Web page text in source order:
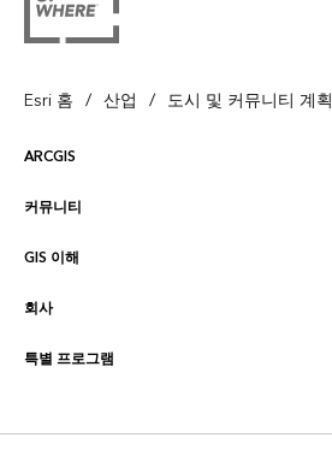
Esri 홈 / 산업 / 도시 및 커뮤니티 계획
ARCGIS
ArcGIS Overview
매핑
ArcGIS Online
커뮤니티
Esri 커뮤니티
ArcGIS Blog
사용자 리서치 및 테스트
GIS 이해
GIS란?
로케이션 인텔리전스
교육
회사
Esri 정보
특별 프로그램